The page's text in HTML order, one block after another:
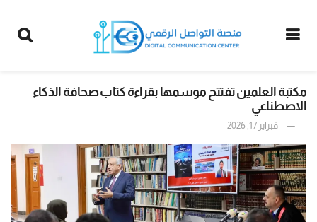
مكتبة العلمين تفتتح موسمها بقراءة كتاب صحافة الذكاء
الاصطناعي
فبراير 17, 2026